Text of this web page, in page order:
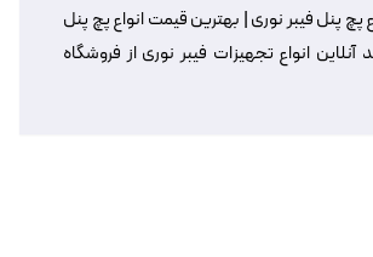
پچ پنل فیبر نوری | بهترین قیمت انواع پچ پنل
آنلاین انواع تجهیزات فیبر نوری از فروشگاه